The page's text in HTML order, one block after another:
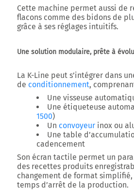
Cette machine permet aussi de
flacons comme des bidons de
grâce à ses réglages intuitifs.
Une solution modulaire, prête à
La K-Line peut s’intégrer dans
de conditionnement,
Une visseuse
Une étiqueteuse
1500)
Un convoyeur inox ou
Une table
cadencement
Son écran tactile permet un
des recettes produits
changement de format simplifié
temps d’arrêt de la production.